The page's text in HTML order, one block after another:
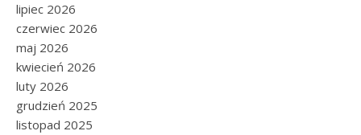
lipiec 2026
czerwiec 2026
maj 2026
kwiecień 2026
luty 2026
grudzień 2025
listopad 2025